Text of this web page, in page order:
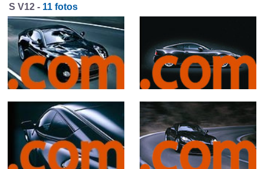
S V12 - 11 fotos